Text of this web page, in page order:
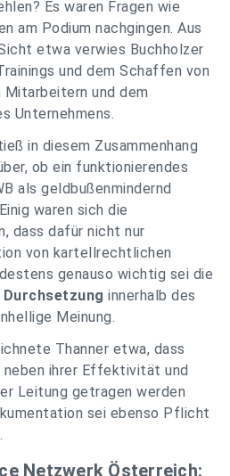
Es waren Fragen wie
am Podium nachgingen. Aus
etwa verwies Buchholzer
und dem Schaffen von
und dem
Unternehmens.
in diesem Zusammenhang
ob ein funktionierendes
als geldbußenmindernd
waren sich die
dass dafür nicht nur
von kartellrechtlichen
genauso wichtig sei die
innerhalb des
Meinung.
Thanner etwa, dass
neben ihrer Effektivität und
Leitung getragen werden
sei ebenso Pflicht
Netzwerk Österreich: